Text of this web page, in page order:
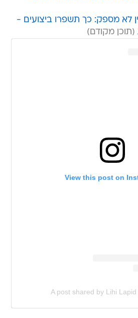
לא מספק: כך תשפרו ביצועים -
View this post on
A post shared by Lihi